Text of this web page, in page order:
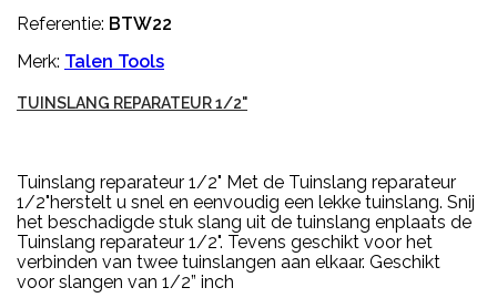
Referentie: BTW22
Merk: Talen Tools
TUINSLANG REPARATEUR 1/2"
Tuinslang reparateur 1/2" Met de Tuinslang reparateur
1/2"herstelt u snel en eenvoudig een lekke tuinslang. Snij
het beschadigde stuk slang uit de tuinslang enplaats de
Tuinslang reparateur 1/2". Tevens geschikt voor het
verbinden van twee tuinslangen aan elkaar. Geschikt
voor slangen van 1/2” inch